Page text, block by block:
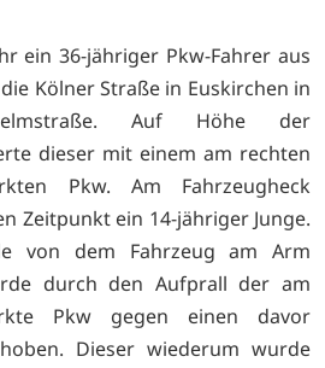
ein 36-jähriger Pkw-Fahrer aus
Kölner Straße in Euskirchen in
Auf Höhe der
dieser mit einem am rechten
Pkw. Am Fahrzeugheck
Zeitpunkt ein 14-jähriger Junge.
von dem Fahrzeug am Arm
durch den Aufprall der am
Pkw gegen einen davor
Dieser wiederum wurde